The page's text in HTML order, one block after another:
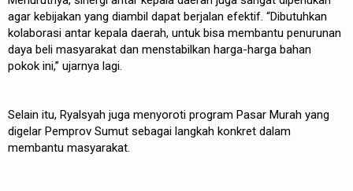
agar kebijakan yang diambil dapat berjalan efektif. “Dibutuhkan
kolaborasi antar kepala daerah, untuk bisa membantu penurunan
daya beli masyarakat dan menstabilkan harga-harga bahan
pokok ini,” ujarnya lagi.
Selain itu, Ryalsyah juga menyoroti program Pasar Murah yang
digelar Pemprov Sumut sebagai langkah konkret dalam
membantu masyarakat.